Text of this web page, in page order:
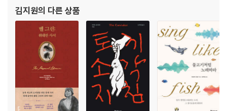
김지원의 다른 상품